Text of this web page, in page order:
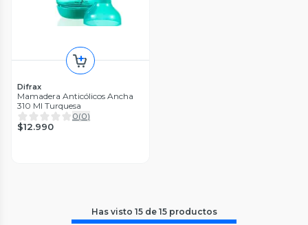
Difrax
Mamadera Anticólicos Ancha
310 Ml Turquesa
0(0)
$12.990
Has visto 15de 15 productos